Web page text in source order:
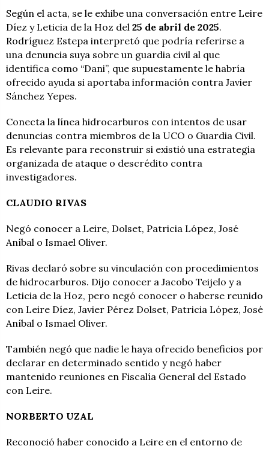
Según el acta, se le exhibe una conversación entre Leire
Díez y Leticia de la Hoz del 25 de abril de 2025.
Rodríguez Estepa interpretó que podría referirse a
una denuncia suya sobre un guardia civil al que
identifica como “Dani”, que supuestamente le habría
ofrecido ayuda si aportaba información contra Javier
Sánchez Yepes.
Conecta la línea hidrocarburos con intentos de usar
denuncias contra miembros de la UCO o Guardia Civil.
Es relevante para reconstruir si existió una estrategia
organizada de ataque o descrédito contra
investigadores.
CLAUDIO RIVAS
Negó conocer a Leire, Dolset, Patricia López, José
Aníbal o Ismael Oliver.
Rivas declaró sobre su vinculación con procedimientos
de hidrocarburos. Dijo conocer a Jacobo Teijelo y a
Leticia de la Hoz, pero negó conocer o haberse reunido
con Leire Díez, Javier Pérez Dolset, Patricia López, José
Aníbal o Ismael Oliver.
También negó que nadie le haya ofrecido beneficios por
declarar en determinado sentido y negó haber
mantenido reuniones en Fiscalía General del Estado
con Leire.
NORBERTO UZAL
Reconoció haber conocido a Leire en el entorno de